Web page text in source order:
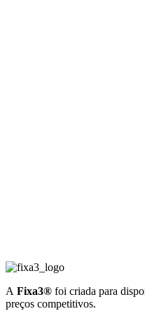
A Fixa3® foi criada para
preços competitivos.